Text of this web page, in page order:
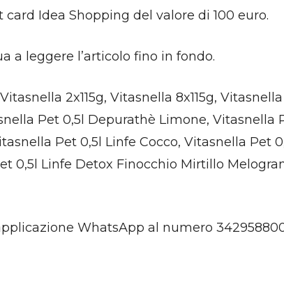
Idea Shopping del valore di 100 euro.
a leggere l’articolo fino in fondo.
2x115g, Vitasnella 8x115g,
Pet 0,5l Depurathè Limone, Vitasnella
Pet 0,5l Linfe Cocco, Vitasnella Pet
0,5l Linfe Detox Finocchio Mirtillo
WhatsApp al numero